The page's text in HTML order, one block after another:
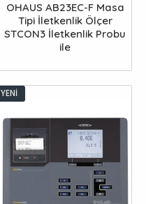
OHAUS AB23EC-F Masa
Tipi İletkenlik Ölçer
STCON3 İletkenlik Probu
ile
YENI